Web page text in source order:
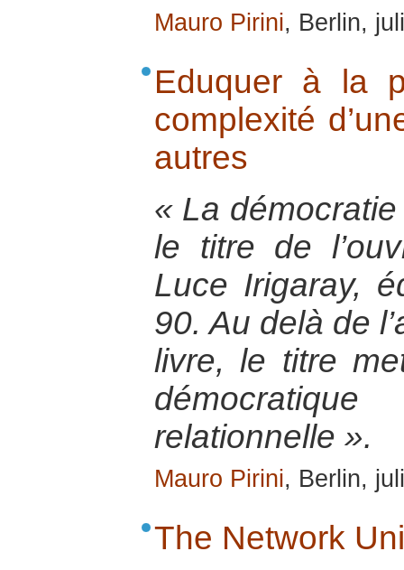
Mauro Pirini, Berlin,
Eduquer à la
complexité
autres
« La
le titre de
Luce Irigaray,
90. Au delà de
livre, le titre
relationnelle ».
Mauro Pirini, Berlin,
The Network